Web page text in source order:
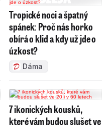
Tropické noci a špatný
spánek: Proč nás horko
obírá o klid a kdy už jde o
úzkost?
Dáma
7 ikonických kousků,
které vám budou slušet ve